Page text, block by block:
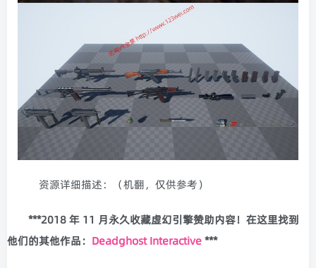
资源详细描述：（机翻，仅供参考）
***2018 年 11 月永久收藏虚幻引擎赞助内容！在这里找到
他们的其他作品： Deadghost Interactive***